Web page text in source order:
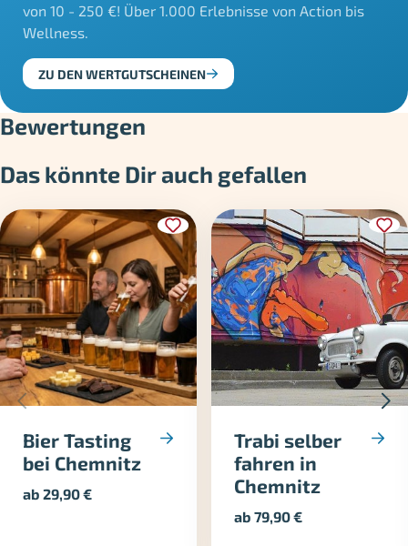
von 10 - 250 €! Über 1.000 Erlebnisse von Action bis
Wellness.
ZU DEN WERTGUTSCHEINEN
Bewertungen
Das könnte Dir auch gefallen
Bier Tasting
bei Chemnitz
ab29,90€
Trabi selber
fahren in
Chemnitz
ab79,90€